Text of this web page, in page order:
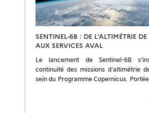
SENTINEL-6B : DE L’ALTIMÉTRIE
AUX SERVICES AVAL
Le lancement de Sentinel-6B
continuité des missions d’altimétrie
sein du Programme Copernicus. Portée